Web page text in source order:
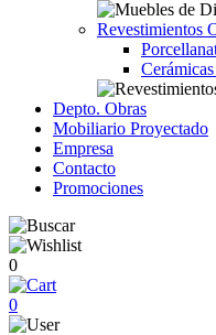
Revestimientos
Depto. Obras
Mobiliario Proyectado
Empresa
Contacto
Promociones
0
0